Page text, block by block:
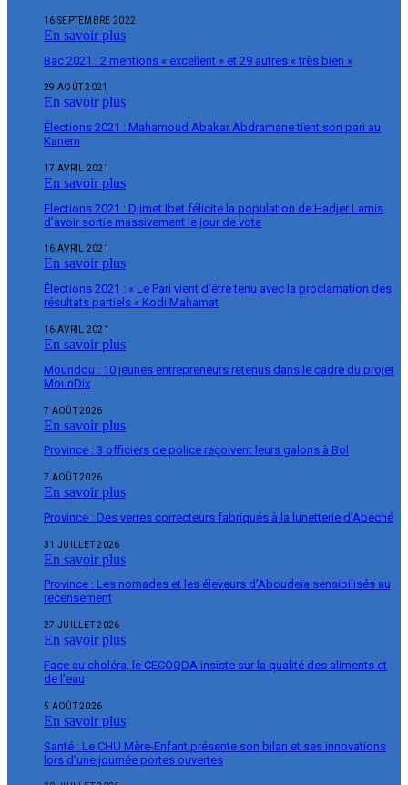
16 SEPTEMBRE 2022
En savoir plus
Bac 2021 : 2 mentions « excellent » et 29 autres « très bien »
29 AOÛT 2021
En savoir plus
Élections 2021 : Mahamoud Abakar Abdramane tient son pari au
Kanem
17 AVRIL 2021
En savoir plus
Elections 2021 : Djimet Ibet félicite la population de Hadjer Lamis
d’avoir sortie massivement le jour de vote
16 AVRIL 2021
En savoir plus
Élections 2021 : « Le Pari vient d’être tenu avec la proclamation des
résultats partiels « Kodi Mahamat
16 AVRIL 2021
En savoir plus
Moundou : 10 jeunes entrepreneurs retenus dans le cadre du projet
MounDix
7 AOÛT 2026
En savoir plus
Province : 3 officiers de police reçoivent leurs galons à Bol
7 AOÛT 2026
En savoir plus
Province : Des verres correcteurs fabriqués à la lunetterie d’Abéché
31 JUILLET 2026
En savoir plus
Province : Les nomades et les éleveurs d’Aboudeïa sensibilisés au
recensement
27 JUILLET 2026
En savoir plus
Face au choléra, le CECOQDA insiste sur la qualité des aliments et
de l’eau
5 AOÛT 2026
En savoir plus
Santé : Le CHU Mère-Enfant présente son bilan et ses innovations
lors d’une journée portes ouvertes